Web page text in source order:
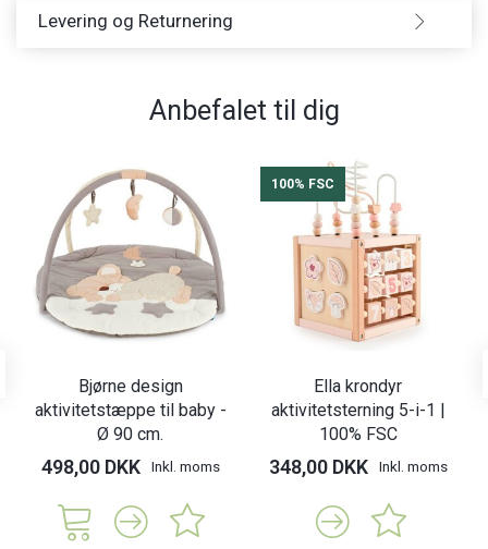
Levering og Returnering
Anbefalet til dig
Bjørne design
aktivitetstæppe til baby -
Ø 90 cm.
498,00 DKK Inkl. moms
100% FSC
Ella krondyr
aktivitetsterning 5-i-1 |
100% FSC
348,00 DKK Inkl. moms